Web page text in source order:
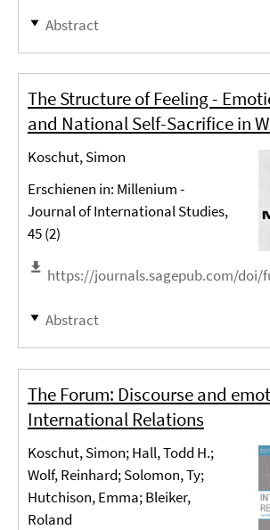
Abstract
The Structure of Feeling -
and National Self-Sacrifice in
Koschut, Simon
Erschienen in: Millenium -
Journal of International Studies,
45 (2)
https://journals.sagepub.com/doi/
Abstract
The Forum: Discourse and
International Relations
Koschut, Simon; Hall, Todd H.;
Wolf, Reinhard; Solomon, Ty;
Hutchison, Emma; Bleiker,
Roland